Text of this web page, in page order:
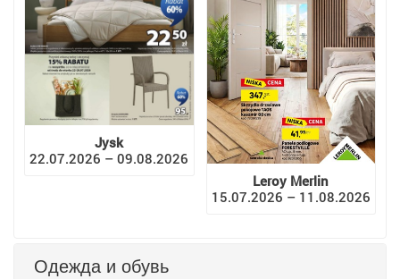
Jysk
22.07.2026 – 09.08.2026
Leroy Merlin
15.07.2026 – 11.08.2026
Одежда и обувь